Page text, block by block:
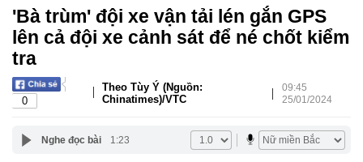
'Bà trùm' đội xe vận tải lén gắn GPS
lên cả đội xe cảnh sát để né chốt kiểm
tra
0
|
Theo Tùy Ý (Nguồn:
Chinatimes)/VTC
|
09:45
25/01/2024
Nghe đọc bài 1:23